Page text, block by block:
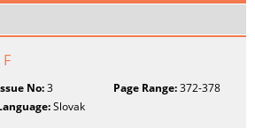
No:3 Page Range:372-378
Slovak